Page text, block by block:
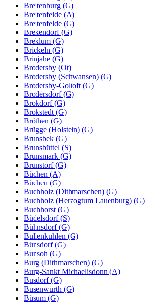
Breitenburg (G)
Breitenfelde (A)
Breitenfelde (G)
Brekendorf (G)
Breklum (G)
Brickeln (G)
Brinjahe (G)
Brodersby (Ot)
Brodersby (Schwansen) (G)
Brodersby-Goltoft (G)
Brodersdorf (G)
Brokdorf (G)
Brokstedt (G)
Bröthen (G)
Brügge (Holstein) (G)
Brunsbek (G)
Brunsbüttel (S)
Brunsmark (G)
Brunstorf (G)
Büchen (A)
Büchen (G)
Buchholz (Dithmarschen) (G)
Buchholz (Herzogtum Lauenburg) (G)
Buchhorst (G)
Büdelsdorf (S)
Bühnsdorf (G)
Bullenkuhlen (G)
Bünsdorf (G)
Bunsoh (G)
Burg (Dithmarschen) (G)
Burg-Sankt Michaelisdonn (A)
Busdorf (G)
Busenwurth (G)
Büsum (G)